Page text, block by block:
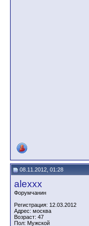
08.11.2012, 01:28
alexxx
Форумчанин
Регистрация: 12.03.2012
Адрес: москва
Возраст: 47
Пол: Мужской